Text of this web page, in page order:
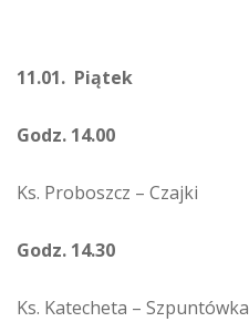
11.01. Piątek
Godz. 14.00
Ks. Proboszcz – Czajki
Godz. 14.30
Ks. Katecheta – Szpuntówka